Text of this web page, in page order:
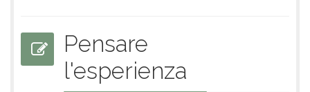
Pensare
l'esperienza